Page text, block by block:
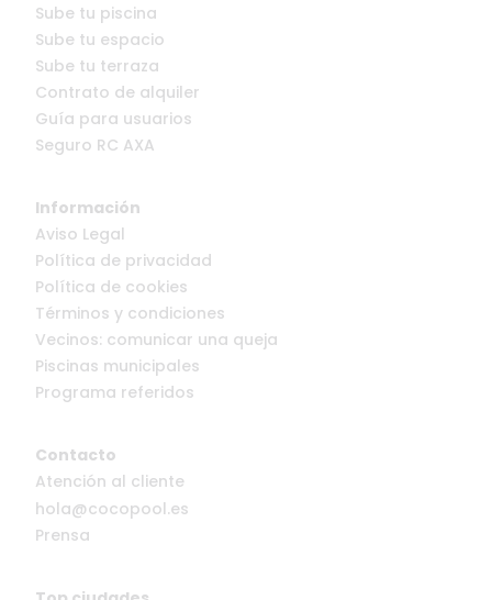
Sube tu piscina
Sube tu espacio
Sube tu terraza
Contrato de alquiler
Guía para usuarios
Seguro RC AXA
Información
Aviso Legal
Política de privacidad
Política de cookies
Términos y condiciones
Vecinos: comunicar una queja
Piscinas municipales
Programa referidos
Contacto
Atención al cliente
hola@cocopool.es
Prensa